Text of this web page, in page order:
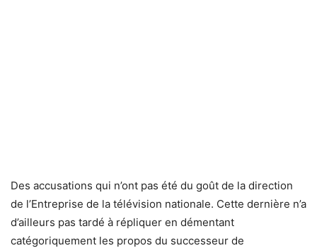
Des accusations qui n’ont pas été du goût de la direction
de l’Entreprise de la télévision nationale. Cette dernière n’a
d’ailleurs pas tardé à répliquer en démentant
catégoriquement les propos du successeur de